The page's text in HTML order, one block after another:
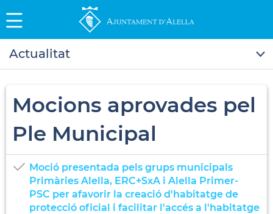
Actualitat
Mocions aprovades pel
Ple Municipal
Moció presentada pels grups municipals
Primàries Alella, ERC+SxA i Alella Primer-
PSC per afavorir la creació d'habitatge de
protecció oficial i facilitar l'accés a l'habitatge